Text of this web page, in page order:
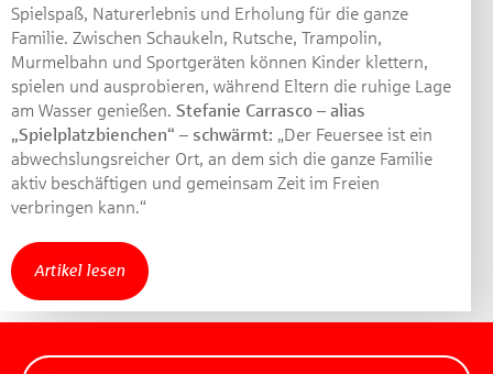
Spielspaß, Naturerlebnis und Erholung für die ganze
Familie. Zwischen Schaukeln, Rutsche, Trampolin,
Murmelbahn und Sportgeräten können Kinder klettern,
spielen und ausprobieren, während Eltern die ruhige Lage
am Wasser genießen. Stefanie Carrasco – alias
„Spielplatzbienchen“ – schwärmt: „Der Feuersee ist ein
abwechslungsreicher Ort, an dem sich die ganze Familie
aktiv beschäftigen und gemeinsam Zeit im Freien
verbringen kann.“
Artikel lesen